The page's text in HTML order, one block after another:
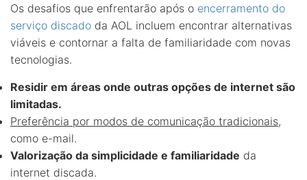
Os desafios que enfrentarão após o encerramento do
serviço discado da AOL incluem encontrar alternativas
viáveis e contornar a falta de familiaridade com novas
tecnologias.
Residir em áreas onde outras opções de internet são
limitadas.
Preferência por modos de comunicação tradicionais,
como e-mail.
Valorização da simplicidade e familiaridade da
internet discada.